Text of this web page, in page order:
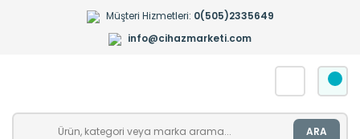
Müşteri Hizmetleri: 0(505)2335649
info@cihazmarketi.com
ARA